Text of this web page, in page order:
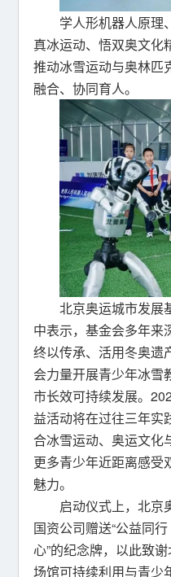
学人形机器人原理
真冰运动、悟双奥文化
推动冰雪运动与奥林匹
融合、协同育人。
北京奥运城市发展
中表示，基金会多年来
终以传承、活用冬奥遗
会力量开展青少年冰雪
市长效可持续发展。
益活动将在过往三年实
合冰雪运动、奥运文化
更多青少年近距离感受
魅力。
启动仪式上，北京
国资公司赠送“公益同
心”的纪念牌，以此致
场馆可持续利用与青少